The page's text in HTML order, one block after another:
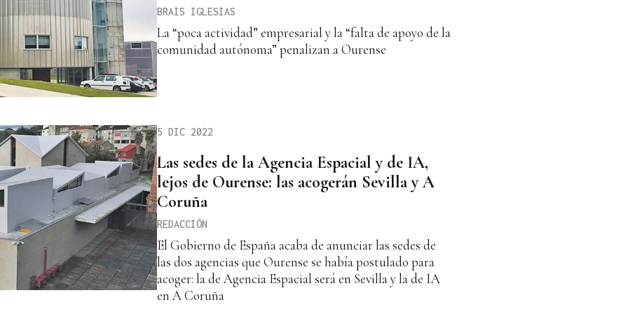
BRAIS IGLESIAS
La “poca actividad” empresarial y la “falta de apoyo de la
comunidad autónoma” penalizan a Ourense
5 DIC 2022
Las sedes de la Agencia Espacial y de IA,
lejos de Ourense: las acogerán Sevilla y A
Coruña
REDACCIÓN
El Gobierno de España acaba de anunciar las sedes de
las dos agencias que Ourense se había postulado para
acoger: la de Agencia Espacial será en Sevilla y la de IA
en A Coruña